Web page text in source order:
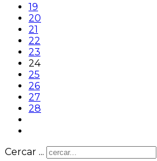
19
20
21
22
23
24
25
26
27
28
Cercar ...